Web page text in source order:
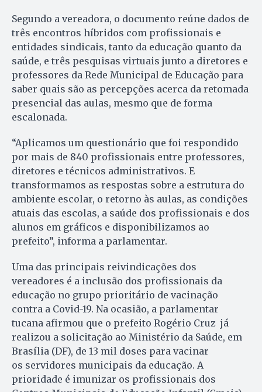
Segundo a vereadora, o documento reúne dados de
três encontros híbridos com profissionais e
entidades sindicais, tanto da educação quanto da
saúde, e três pesquisas virtuais junto a diretores e
professores da Rede Municipal de Educação para
saber quais são as percepções acerca da retomada
presencial das aulas, mesmo que de forma
escalonada.
“Aplicamos um questionário que foi respondido
por mais de 840 profissionais entre professores,
diretores e técnicos administrativos. E
transformamos as respostas sobre a estrutura do
ambiente escolar, o retorno às aulas, as condições
atuais das escolas, a saúde dos profissionais e dos
alunos em gráficos e disponibilizamos ao
prefeito”, informa a parlamentar.
Uma das principais reivindicações dos
vereadores é a inclusão dos profissionais da
educação no grupo prioritário de vacinação
contra a Covid-19. Na ocasião, a parlamentar
tucana afirmou que o prefeito Rogério Cruz já
realizou a solicitação ao Ministério da Saúde, em
Brasília (DF), de 13 mil doses para vacinar
os servidores municipais da educação. A
prioridade é imunizar os profissionais dos